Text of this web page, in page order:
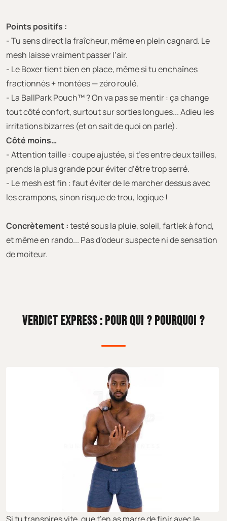
Points positifs :
- Tu sens direct la fraîcheur, même en plein cagnard. Le
mesh laisse vraiment passer l’air.
- Le Boxer tient bien en place, même si tu enchaînes
fractionnés + montées — zéro roulé.
- La BallPark Pouch™ ? On va pas se mentir : ça change
tout côté confort, surtout sur sorties longues... Adieu les
irritations bizarres (et on sait de quoi on parle).
Côté moins…
- Attention taille : coupe ajustée, si t’es entre deux tailles,
prends la plus grande pour éviter d’être trop serré.
- Le mesh est fin : faut éviter de le marcher dessus avec
les crampons, sinon risque de trou, logique !
Concrètement :testé sous la pluie, soleil, fartlek à fond,
et même en rando... Pas d’odeur suspecte ni de sensation
de moiteur.
VERDICT EXPRESS : POUR QUI ? POURQUOI ?
Si tu transpires vite, que t’en as marre de finir avec le